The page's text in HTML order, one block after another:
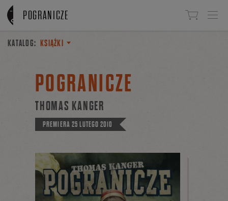
Linki do przejścia
POGRANICZE
KATALOG: KSIĄŻKI
POGRANICZE
THOMAS KANGER
PREMIERA25 LUTEGO 2010